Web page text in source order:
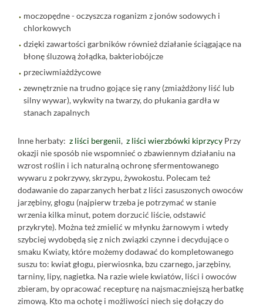
moczopędne - oczyszcza roganizm z jonów sodowych i
chlorkowych
dzięki zawartości garbników również działanie ściągające na
błonę śluzową żołądka, bakteriobójcze
przeciwmiażdżycowe
zewnętrznie na trudno gojące się rany (zmiażdżony liść lub
silny wywar), wykwity na twarzy, do płukania gardła w
stanach zapalnych
Inne herbaty: z liści bergenii, z liści wierzbówki kiprzycy Przy
okazji nie sposób nie wspomnieć o zbawiennym działaniu na
wzrost roślin i ich naturalną ochronę sfermentowanego
wywaru z pokrzywy, skrzypu, żywokostu. Polecam też
dodawanie do zaparzanych herbat z liści zasuszonych owoców
jarzębiny, głogu (najpierw trzeba je potrzymać w stanie
wrzenia kilka minut, potem dorzucić liście, odstawić
przykryte). Można też zmielić w młynku żarnowym i wtedy
szybciej wydobędą się z nich związki czynne i decydujące o
smaku Kwiaty, które możemy dodawać do kompletowanego
suszu to: kwiat głogu, pierwiosnka, bzu czarnego, jarzębiny,
tarniny, lipy, nagietka. Na razie wiele kwiatów, liści i owoców
zbieram, by opracować recepturę na najsmaczniejszą herbatkę
zimową. Kto ma ochotę i możliwości niech się dołączy do